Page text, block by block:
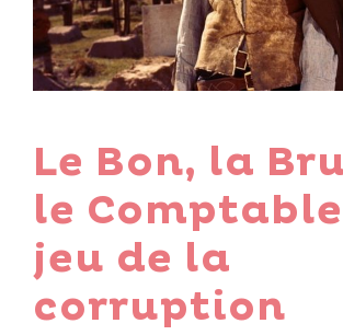
Le Bon, la
le
jeu de la
corruption